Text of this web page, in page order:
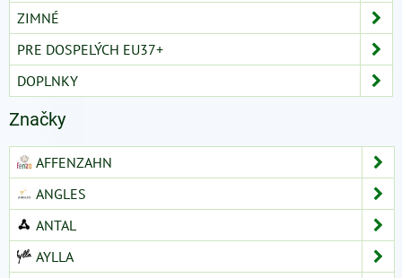
ZIMNÉ
PRE DOSPELÝCH EU37+
DOPLNKY
Značky
AFFENZAHN
ANGLES
ANTAL
AYLLA